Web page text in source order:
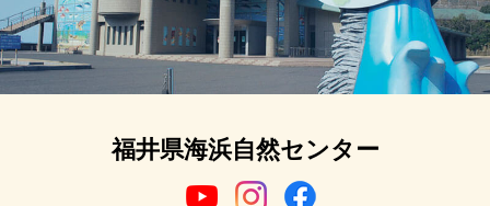
福井県海浜自然センター